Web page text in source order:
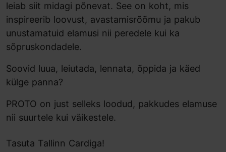
leiab siit midagi põnevat. See on koht, mis
inspireerib loovust, avastamisrõõmu ja pakub
unustamatuid elamusi nii peredele kui ka
sõpruskondadele.
Soovid luua, leiutada, lennata, õppida ja käed
külge panna?
PROTO on just selleks loodud, pakkudes elamuse
nii suurtele kui väikestele.
Tasuta Tallinn Cardiga!